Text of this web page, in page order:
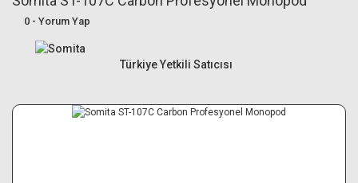
Canon R6 Mark IIIBundle Setler
0 - Yorum Yap
Türkiye Yetkili Satıcısı